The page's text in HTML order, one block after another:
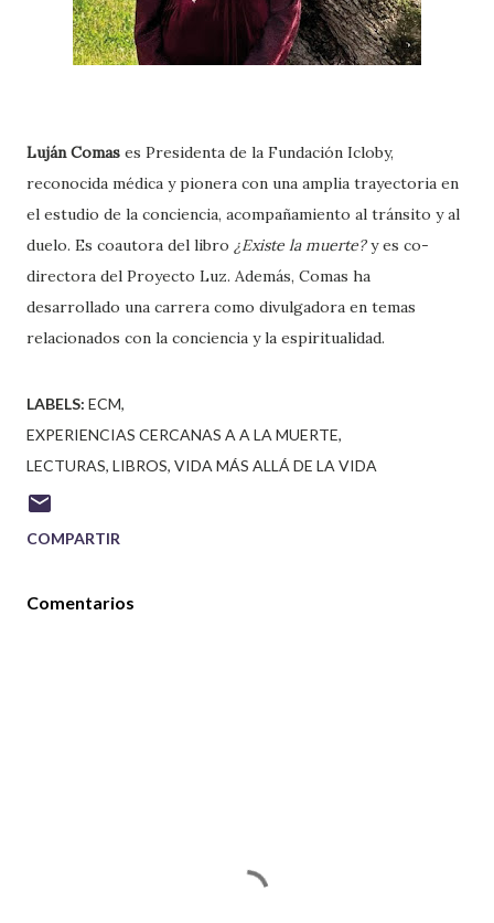
Luján Comas es Presidenta de la Fundación Icloby,
reconocida médica y pionera con una amplia trayectoria en
el estudio de la conciencia, acompañamiento al tránsito y al
duelo. Es coautora del libro ¿Existe la muerte?y es co-
directora del Proyecto Luz. Además, Comas ha
desarrollado una carrera como divulgadora en temas
relacionados con la conciencia y la espiritualidad.
LABELS: ECM
EXPERIENCIAS CERCANAS A A LA MUERTE
LECTURAS LIBROS VIDA MÁS ALLÁ DE LA VIDA
COMPARTIR
Comentarios